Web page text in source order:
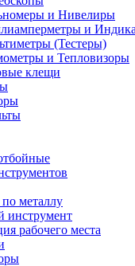
и Нивелиры
и
(Тестеры)
и Тепловизоры
клещи
металлу
рабочего места